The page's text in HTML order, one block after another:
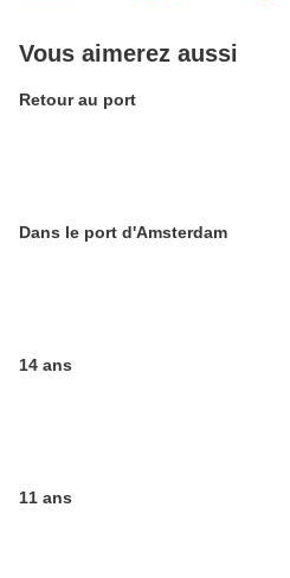
Vous aimerez aussi
Retour au port
Dans le port d'Amsterdam
14 ans
11 ans